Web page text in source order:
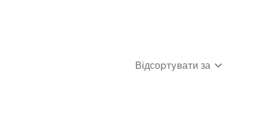
Відсортувати за